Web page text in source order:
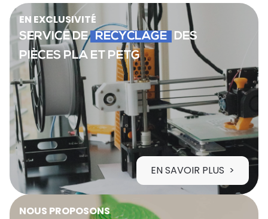
EN EXCLUSIVITÉ
SERVICE DE RECYCLAGE
DES
PIÈCES PLA ET PETG
EN SAVOIR PLUS
NOUS PROPOSONS